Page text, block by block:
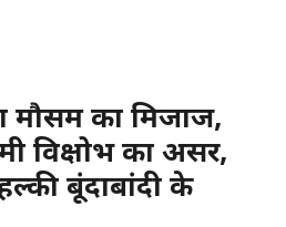
मौसम का मिजाज,
विक्षोभ का असर,
बूंदाबांदी के